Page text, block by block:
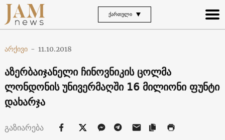
ᲥᲐᲠᲗᲣᲚᲘ
არქივი - 11.10.2018
აზერბაიჯანელი ჩინოვნიკის ცოლმა
ლონდონის უნივერმაღში 16 მილიონი ფუნტი
დახარჯა
გაზიარება